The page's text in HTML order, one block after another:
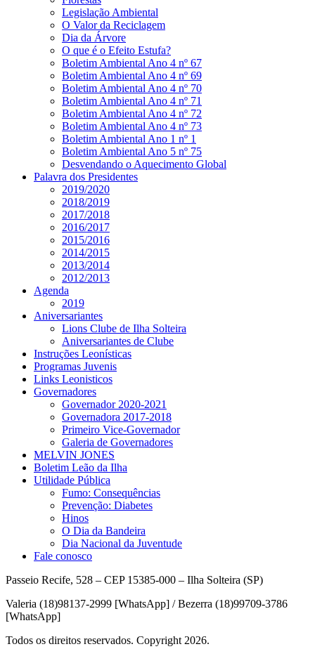
Legislação Ambiental
O Valor da Reciclagem
Dia da Árvore
O que é o Efeito Estufa?
Boletim Ambiental Ano 4 nº 67
Boletim Ambiental Ano 4 nº 69
Boletim Ambiental Ano 4 nº 70
Boletim Ambiental Ano 4 nº 71
Boletim Ambiental Ano 4 nº 72
Boletim Ambiental Ano 4 nº 73
Boletim Ambiental Ano 1 nº 1
Boletim Ambiental Ano 5 nº 75
Desvendando o Aquecimento Global
Palavra dos Presidentes
2019/2020
2018/2019
2017/2018
2016/2017
2015/2016
2014/2015
2013/2014
2012/2013
Agenda
2019
Aniversariantes
Lions Clube de Ilha Solteira
Aniversariantes de Clube
Instruções Leonísticas
Programas Juvenis
Links Leonisticos
Governadores
Governador 2020-2021
Governadora 2017-2018
Primeiro Vice-Governador
Galeria de Governadores
MELVIN JONES
Boletim Leão da Ilha
Utilidade Pública
Fumo: Consequências
Prevenção: Diabetes
Hinos
O Dia da Bandeira
Dia Nacional da Juventude
Fale conosco
Passeio Recife, 528 – CEP 15385-000 – Ilha Solteira (SP)
Valeria (18)98137-2999 [WhatsApp] / Bezerra (18)99709-3786
[WhatsApp]
Todos os direitos reservados. Copyright 2026.